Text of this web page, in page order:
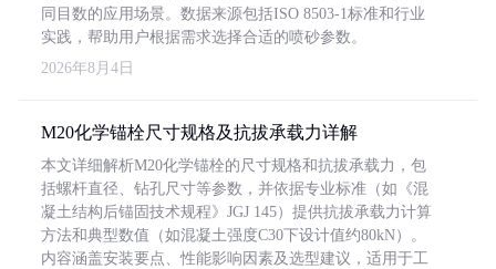
同目数的应用场景。数据来源包括ISO 8503-1标准和行业
实践，帮助用户根据需求选择合适的喷砂参数。
2026年8月4日
M20化学锚栓尺寸规格及抗拔承载力详解
本文详细解析M20化学锚栓的尺寸规格和抗拔承载力，包
括螺杆直径、钻孔尺寸等参数，并依据专业标准（如《混
凝土结构后锚固技术规程》JGJ 145）提供抗拔承载力计算
方法和典型数值（如混凝土强度C30下设计值约80kN）。
内容涵盖安装要点、性能影响因素及选型建议，适用于工